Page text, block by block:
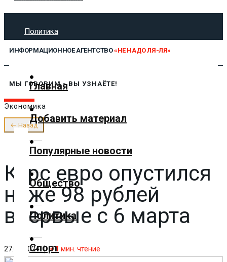
Политика
Технологии
Предложить новость
О нас
✕
Главная
Добавить
материал
Популярные
новости
ИНФОРМАЦИОННОЕ АГЕНТСТВО«НЕ НАДО ЛЯ-ЛЯ»
Главная
Добавить материал
Популярные новости
Общество
Политика
Спорт
МЫ ГОВОРИМ - ВЫ УЗНАЁТЕ!
Экономика
← Назад
Курс евро опустился
ниже 98 рублей
впервые с 6 марта
27.04.2024 < 1 мин. чтение